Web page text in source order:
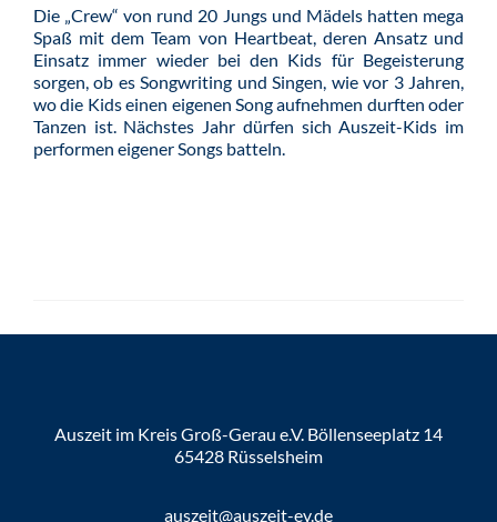
Die „Crew“ von rund 20 Jungs und Mädels hatten mega
Spaß mit dem Team von Heartbeat, deren Ansatz und
Einsatz immer wieder bei den Kids für Begeisterung
sorgen, ob es Songwriting und Singen, wie vor 3 Jahren,
wo die Kids einen eigenen Song aufnehmen durften oder
Tanzen ist. Nächstes Jahr dürfen sich Auszeit-Kids im
performen eigener Songs batteln.
Auszeit im Kreis Groß-Gerau e.V. Böllenseeplatz 14
65428 Rüsselsheim
auszeit@auszeit-ev.de